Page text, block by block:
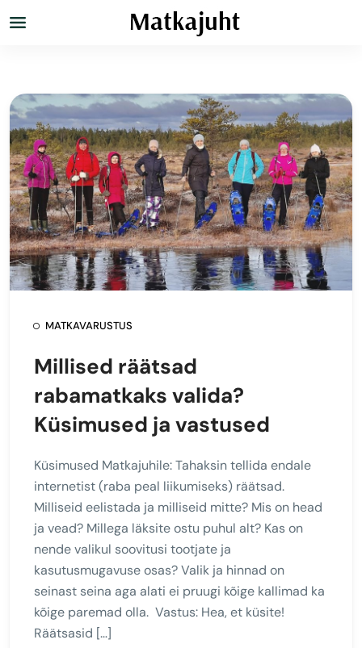
MATKAVARUSTUS
Millised räätsad
rabamatkaks valida?
Küsimused ja vastused
Küsimused Matkajuhile: Tahaksin tellida endale
internetist (raba peal liikumiseks) räätsad.
Milliseid eelistada ja milliseid mitte? Mis on head
ja vead? Millega läksite ostu puhul alt? Kas on
nende valikul soovitusi tootjate ja
kasutusmugavuse osas? Valik ja hinnad on
seinast seina aga alati ei pruugi kõige kallimad ka
kõige paremad olla. Vastus: Hea, et küsite!
Räätsasid […]